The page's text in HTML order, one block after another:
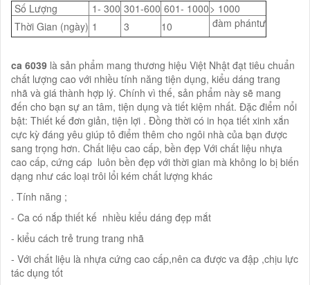
Số Lượng
1- 300 301-600 601- 1000> 1000
Thời Gian (ngày) 1 3 10 đàm phántư
ca 6039 là sản phẩm mang thương hiệu Việt Nhật đạt tiêu chuẩn
chất lượng cao với nhiều tính năng tiện dụng, kiểu dáng trang
nhã và giá thành hợp lý. Chính vì thế, sản phẩm này sẽ mang
đến cho bạn sự an tâm, tiện dụng và tiết kiệm nhất. Đặc điểm nổi
bật: Thiết kế đơn giản, tiện lợi . Đồng thời có in họa tiết xinh xắn
cực kỳ đáng yêu giúp tô điểm thêm cho ngôi nhà của bạn được
sang trọng hơn. Chất liệu cao cấp, bền đẹp Với chất liệu nhựa
cao cấp, cứng cáp luôn bền đẹp với thời gian mà không lo bị biến
dạng như các loại trôi lổi kém chất lượng khác
. Tính năng ;
- Ca có nắp thiết kế nhiều kiểu dáng đẹp mắt
- kiểu cách trẻ trung trang nhã
- Với chất liệu là nhựa cứng cao cấp,nên ca được va đập ,chịu lực
tác dụng tốt